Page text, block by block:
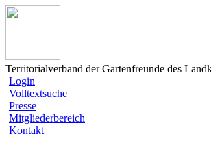
Territorialverband der Gartenfreunde des
Login
Volltextsuche
Presse
Mitgliederbereich
Kontakt